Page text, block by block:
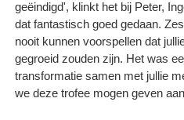
geëindigd', klinkt het bij Peter,
dat fantastisch goed gedaan.
nooit kunnen voorspellen dat
gegroeid zouden zijn. Het was
transformatie samen met jullie
we deze trofee mogen geven